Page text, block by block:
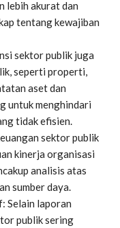
lebih akurat dan
tentang kewajiban
sektor publik juga
seperti properti,
aset dan
untuk menghindari
tidak efisien.
sektor publik
kinerja organisasi
analisis atas
sumber daya.
Selain laporan
publik sering